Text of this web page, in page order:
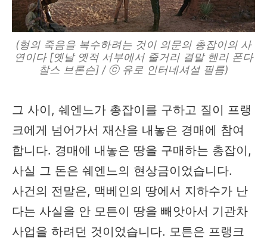
(형의 죽음을 복수하려는 것이 의문의 총잡이의 사
연이다 [옛날 옛적 서부에서 줄거리 결말 헨리 폰다
찰스 브론슨] / ⓒ 유로 인터네셔설 필름)
그 사이, 쉐엔느가 총잡이를 구하고 질이 프랭
크에게 넘어가서 재산을 내놓은 경매에 참여
합니다. 경매에 내놓은 땅을 구매하는 총잡이,
사실 그 돈은 쉐엔느의 현상금이었습니다.
사건의 전말은, 맥베인의 땅에서 지하수가 난
다는 사실을 안 모튼이 땅을 빼앗아서 기관차
사업을 하려던 것이었습니다. 모튼은 프랭크